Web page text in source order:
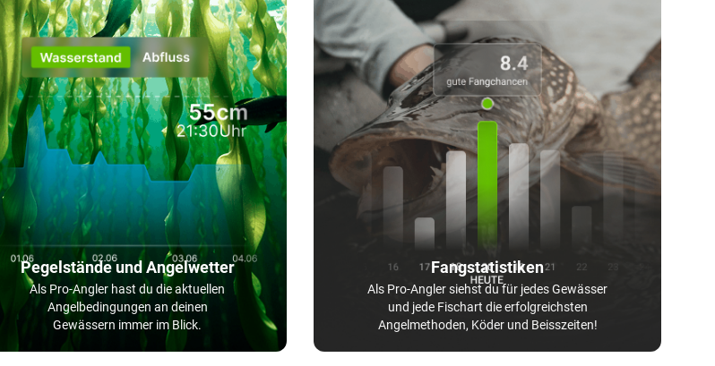
Pegelstände und Angelwetter
Als Pro-Angler hast du die aktuellen
Angelbedingungen an deinen
Gewässern immer im Blick.
Fangstatistiken
Als Pro-Angler siehst du für jedes Gewässer
und jede Fischart die erfolgreichsten
Angelmethoden, Köder und Beisszeiten!